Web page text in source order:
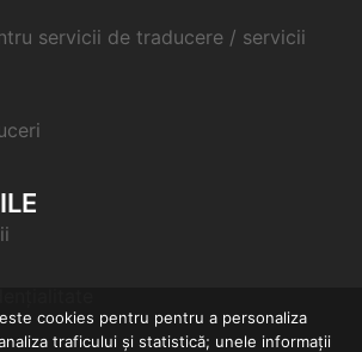
servicii de traducere / servicii
cookies pentru pentru a personaliza
traficului și statistică; unele informații